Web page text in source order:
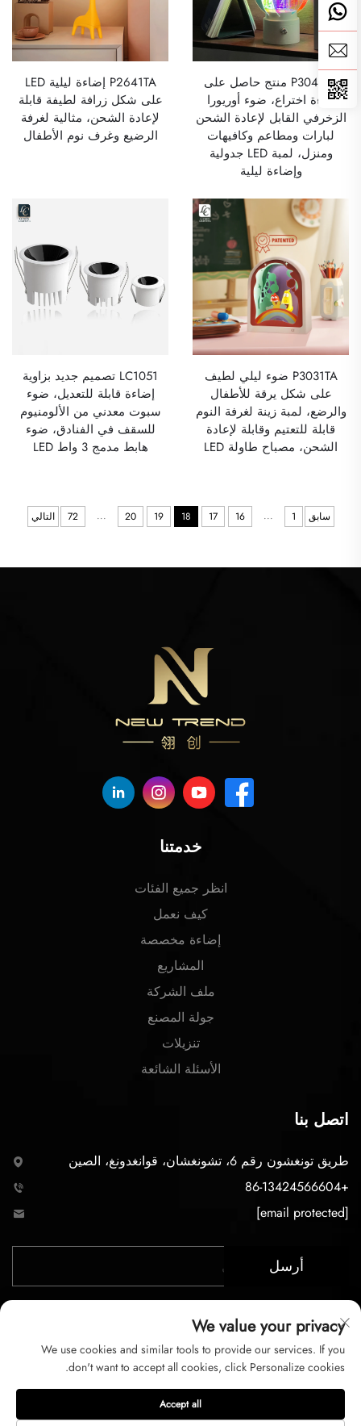
P3045TA منتج حاصل على
براءة اختراع، ضوء أوريورا
الزخرفي القابل لإعادة الشحن
لبارات ومطاعم وكافيهات
ومنزل، لمبة LED جدولية
وإضاءة ليلية
P2641TA إضاءة ليلية LED
على شكل زرافة لطيفة قابلة
لإعادة الشحن، مثالية لغرفة
الرضيع وغرف نوم الأطفال
P3031TA ضوء ليلي لطيف
على شكل يرقة للأطفال
والرضع، لمبة زينة لغرفة النوم
قابلة للتعتيم وقابلة لإعادة
الشحن، مصباح طاولة LED
LC1051 تصميم جديد بزاوية
إضاءة قابلة للتعديل، ضوء
سبوت معدني من الألومنيوم
للسقف في الفنادق، ضوء
هابط مدمج 3 واط LED
سابق 1
...
16
17
18
19
20
...
72 التالي
خدمتنا
انظر جميع الفئات
كيف نعمل
إضاءة مخصصة
المشاريع
ملف الشركة
جولة المصنع
تنزيلات
الأسئلة الشائعة
اتصل بنا
طريق تونغشون رقم 6، تشونغشان، قوانغدونغ، الصين
+86-13424566604
[email protected]
أرسل
للإضاءة المحدودة. جميع الحقوق محفوظة
We value your privacy
We use cookies and similar tools to provide our services. If you
don't want to accept all cookies, click Personalize cookies.
Accept all